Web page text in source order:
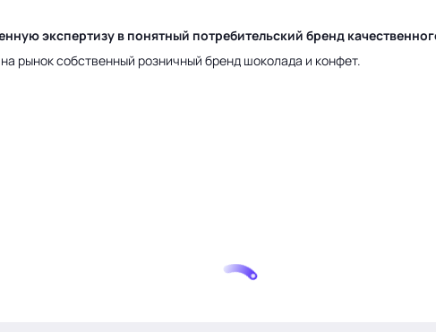
экспертизу в понятный потребительский бренд
рынок собственный розничный бренд шоколада и конфет.